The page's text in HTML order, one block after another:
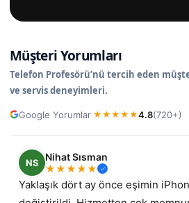
Müşteri Yorumları
Telefon Profesörü’nü tercih eden
ve servis deneyimleri.
Google Yorumlar·★ ★ ★ ★ ★4.8(720+)
NS
Nihat Sısman
★★★★★
Yaklaşık dört ay önce eşimin